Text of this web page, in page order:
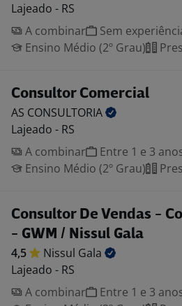
Lajeado - RS
A combinar
Sem
Ensino Médio (2º Grau)
Consultor Comercial
AS CONSULTORIA
Lajeado - RS
A combinar
Entre 1 e 3
Ensino Médio (2º Grau)
Consultor De Vendas -
- GWM / Nissul Gala
4,5 Nissul Gala
Lajeado - RS
A combinar
Entre 1 e 3